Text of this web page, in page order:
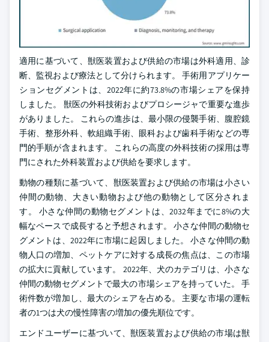
適用に基づいて、獣医装置および供給の市場は外科適用、診
断、監視および療法として分けられます。 手術用アプリケー
ションセグメントは、2022年に約73.8%の市場シェアを保持
しました。 獣医の外科技術およびプロシージャで重要な進歩
がありました。 これらの進歩は、最小限の侵襲手術、腹腔鏡
手術、整形外科、軟組織手術、眼科および歯科手術などの専
門的手順が含まれます。 これらの高度の外科技術の採用は専
門にされた外科装置および供給を要求します。
動物の種類に基づいて、獣医装置および供給の市場は小さい
仲間の動物、大きい動物および他の動物として区分されま
す。 小さな仲間の動物セグメントは、2032年までに8%の大
幅なペースで成長すると予想されます。 小さな仲間の動物セ
グメントは、2022年に市場に起因しました。 小さな仲間の動
物人口の増加、ペットケアに対する成長の焦点は、この市場
の拡大に貢献しています。 2022年、犬のカテゴリは、小さな
仲間の動物セグメントで最大の市場シェアを持っていた。 手
術件数が増加し、最大のシェアを占める。 主要な市場の運転
者の1つは犬の慢性障害の増加の優先順位です。
エンドユーザーに基づいて、獣医装置および供給の市場は獣